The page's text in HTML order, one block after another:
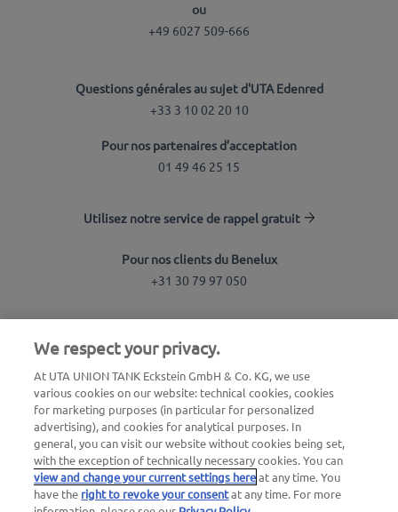
ou
+49 6027 509-666
Questions générales au sujet d'UTA Edenred
+33 3 10 02 20 10
Pour nos partenaires d’acceptation
01 49 46 25 15
Utilisez notre service de rappel gratuit
Pour nos clients du Benelux
+31 30 79 97 050
À propos d'UTA Edenred
Blog
We respect your privacy.
At UTA UNION TANK Eckstein GmbH & Co. KG, we use
various cookies on our website: technical cookies, cookies
for marketing purposes (in particular for personalized
advertising), and cookies for analytical purposes. In
general, you can visit our website without cookies being set,
with the exception of technically necessary cookies. You can
view and change your current settings hereat any time. You
have the right to revoke your consentat any time. For more